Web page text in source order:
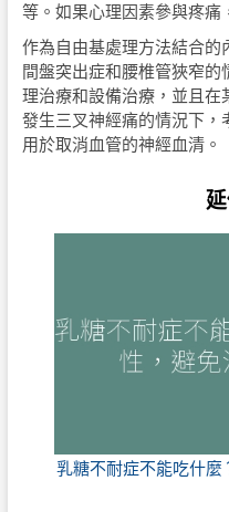
等。如果心理因素參與疼痛
作為自由基處理方法結合的
間盤突出症和腰椎管狹窄
理治療和設備治療，並且在
發生三叉神經痛的情況下
用於取消血管的神經血清。
乳糖不耐症不能吃什